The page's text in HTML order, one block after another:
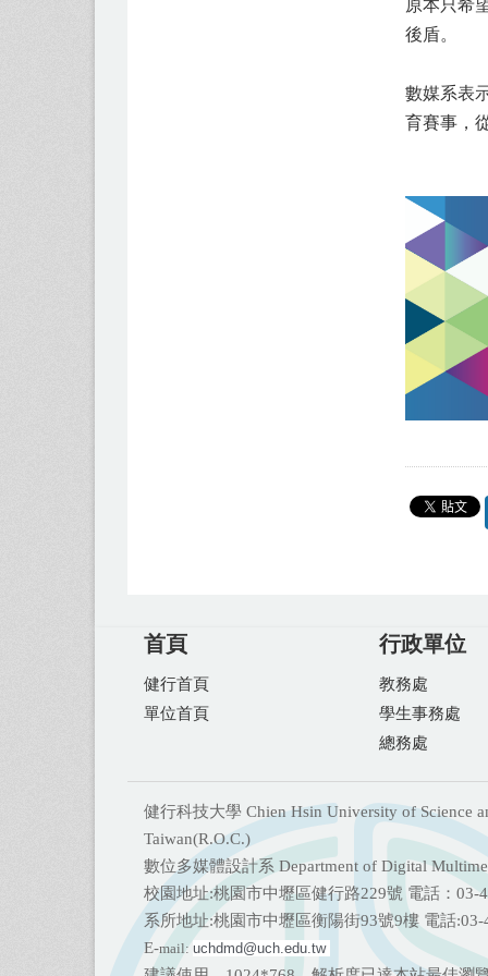
原本只希
後盾。
數媒系表
育賽事，
首頁
健行首頁
單位首頁
行政單位
教務處
學生事務處
總務處
健行科技大學 Chien Hsin University of Science
Taiwan(R.O.C.)
數位多媒體設計系 Department of Digital
校園地址:桃園市中壢區健行路229號 電話：03-
系所地址:桃園市中壢區衡陽街93號9樓 電話:03-
E-mail:uchdmd@uch.edu.tw